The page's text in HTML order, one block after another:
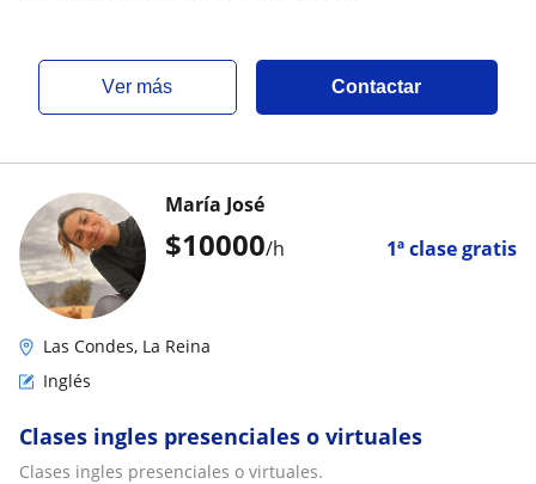
ver más Contactar
$10000/h 1ª clase gratis
María José
Las Condes, La Reina
Inglés
Clases ingles presenciales o virtuales
Clases ingles presenciales o virtuales.